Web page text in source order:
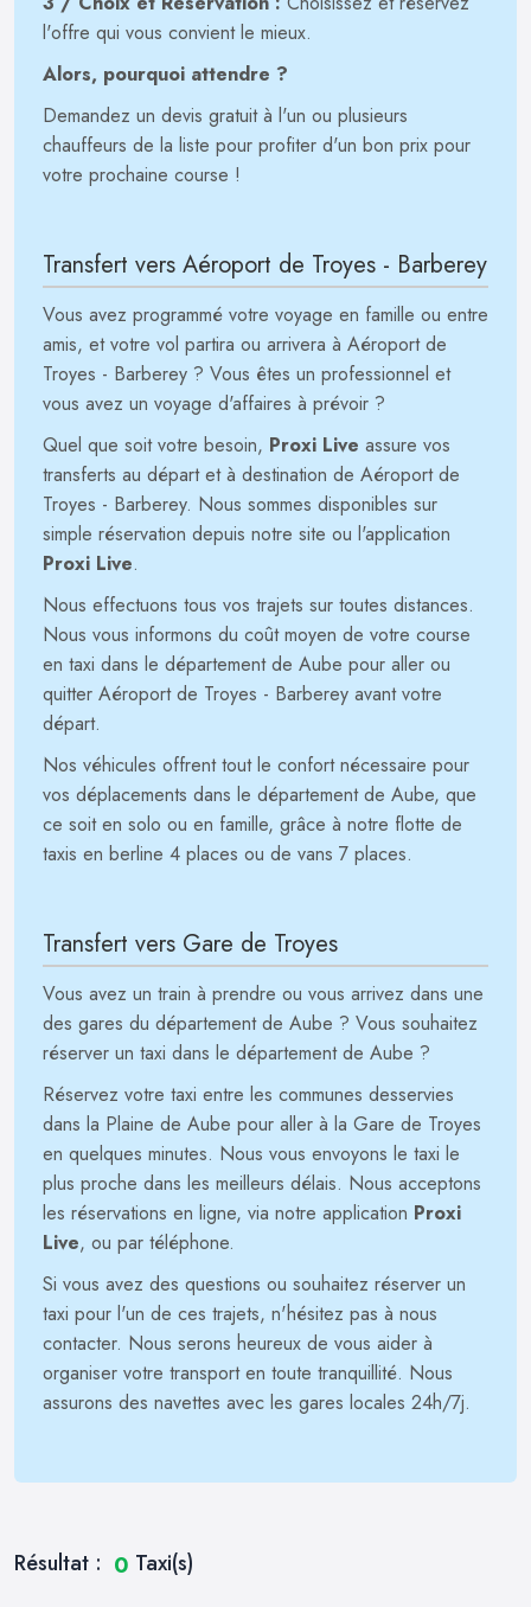
l'offre qui vous convient le mieux.
Alors, pourquoi attendre ?
Demandez un devis gratuit à l'un ou plusieurs
chauffeurs de la liste pour profiter d'un bon prix pour
votre prochaine course !
Transfert vers Aéroport de Troyes - Barberey
Vous avez programmé votre voyage en famille ou entre
amis, et votre vol partira ou arrivera à Aéroport de
Troyes - Barberey ? Vous êtes un professionnel et
vous avez un voyage d'affaires à prévoir ?
Quel que soit votre besoin, Proxi Live assure vos
transferts au départ et à destination de Aéroport de
Troyes - Barberey. Nous sommes disponibles sur
simple réservation depuis notre site ou l'application
Proxi Live.
Nous effectuons tous vos trajets sur toutes distances.
Nous vous informons du coût moyen de votre course
en taxi dans le département de Aube pour aller ou
quitter Aéroport de Troyes - Barberey avant votre
départ.
Nos véhicules offrent tout le confort nécessaire pour
vos déplacements dans le département de Aube, que
ce soit en solo ou en famille, grâce à notre flotte de
taxis en berline 4 places ou de vans 7 places.
Transfert vers Gare de Troyes
Vous avez un train à prendre ou vous arrivez dans une
des gares du département de Aube ? Vous souhaitez
réserver un taxi dans le département de Aube ?
Réservez votre taxi entre les communes desservies
dans la Plaine de Aube pour aller à la Gare de Troyes
en quelques minutes. Nous vous envoyons le taxi le
plus proche dans les meilleurs délais. Nous acceptons
les réservations en ligne, via notre application Proxi
Live, ou par téléphone.
Si vous avez des questions ou souhaitez réserver un
taxi pour l'un de ces trajets, n'hésitez pas à nous
contacter. Nous serons heureux de vous aider à
organiser votre transport en toute tranquillité. Nous
assurons des navettes avec les gares locales 24h/7j.
Résultat : 0 Taxi(s)